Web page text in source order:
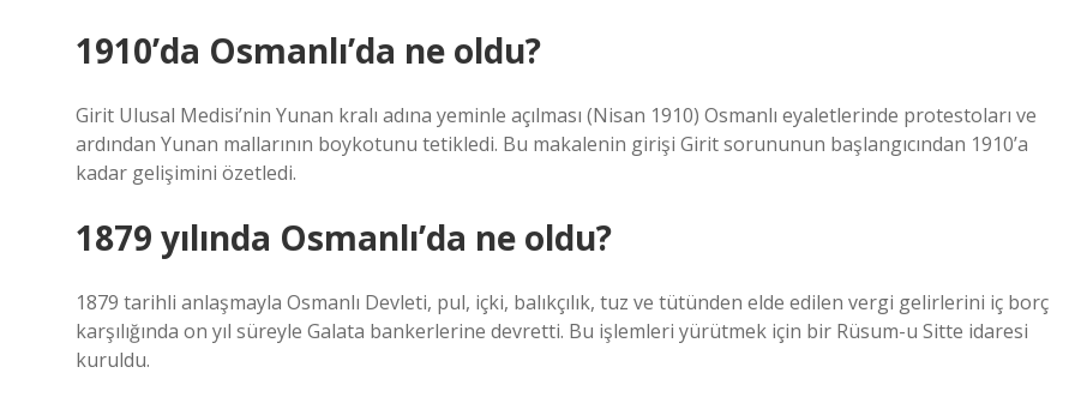
1910’da Osmanlı’da ne oldu?
Girit Ulusal Medisi’nin Yunan kralı adına yeminle açılması (Nisan 1910) Osmanlı eyaletlerinde protestoları ve
ardından Yunan mallarının boykotunu tetikledi. Bu makalenin girişi Girit sorununun başlangıcından 1910’a
kadar gelişimini özetledi.
1879 yılında Osmanlı’da ne oldu?
1879 tarihli anlaşmayla Osmanlı Devleti, pul, içki, balıkçılık, tuz ve tütünden elde edilen vergi gelirlerini iç borç
karşılığında on yıl süreyle Galata bankerlerine devretti. Bu işlemleri yürütmek için bir Rüsum-u Sitte idaresi
kuruldu.